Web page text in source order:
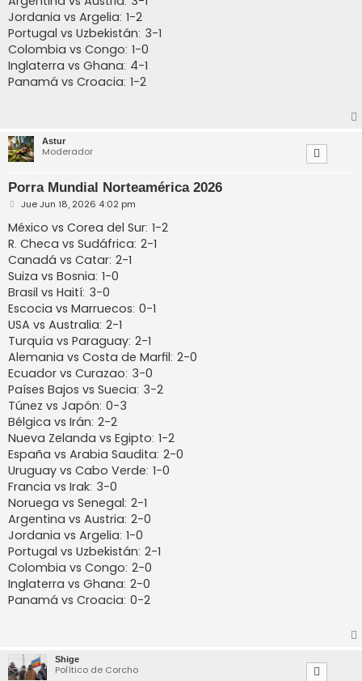
Jordania vs Argelia: 1-2
Portugal vs Uzbekistán: 3-1
Colombia vs Congo: 1-0
Inglaterra vs Ghana: 4-1
Panamá vs Croacia: 1-2
Astur
Moderador
Porra Mundial Norteamérica 2026
M
n
s
a
j
e
Jue Jun 18, 2026 4:02 pm
México vs Corea del Sur: 1-2
R. Checa vs Sudáfrica: 2-1
Canadá vs Catar: 2-1
Suiza vs Bosnia: 1-0
Brasil vs Haití: 3-0
Escocia vs Marruecos: 0-1
USA vs Australia: 2-1
Turquía vs Paraguay: 2-1
Alemania vs Costa de Marfil: 2-0
Ecuador vs Curazao: 3-0
Países Bajos vs Suecia: 3-2
Túnez vs Japón: 0-3
Bélgica vs Irán: 2-2
Nueva Zelanda vs Egipto: 1-2
España vs Arabia Saudita: 2-0
Uruguay vs Cabo Verde: 1-0
Francia vs Irak: 3-0
Noruega vs Senegal: 2-1
Argentina vs Austria: 2-0
Jordania vs Argelia: 1-0
Portugal vs Uzbekistán: 2-1
Colombia vs Congo: 2-0
Inglaterra vs Ghana: 2-0
Panamá vs Croacia: 0-2
Shige
Político de Corcho